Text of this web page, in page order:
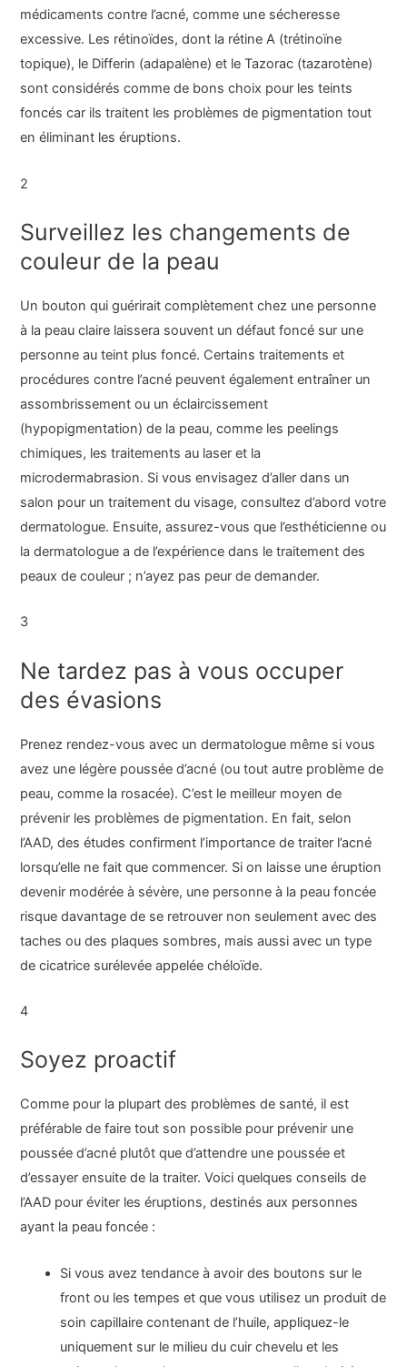
médicaments contre l’acné, comme une sécheresse
excessive. Les rétinoïdes, dont la rétine A (trétinoïne
topique), le Differin (adapalène) et le Tazorac (tazarotène)
sont considérés comme de bons choix pour les teints
foncés car ils traitent les problèmes de pigmentation tout
en éliminant les éruptions.
2
Surveillez les changements de
couleur de la peau
Un bouton qui guérirait complètement chez une personne
à la peau claire laissera souvent un défaut foncé sur une
personne au teint plus foncé. Certains traitements et
procédures contre l’acné peuvent également entraîner un
assombrissement ou un éclaircissement
(hypopigmentation) de la peau, comme les peelings
chimiques, les traitements au laser et la
microdermabrasion. Si vous envisagez d’aller dans un
salon pour un traitement du visage, consultez d’abord votre
dermatologue. Ensuite, assurez-vous que l’esthéticienne ou
la dermatologue a de l’expérience dans le traitement des
peaux de couleur ; n’ayez pas peur de demander.
3
Ne tardez pas à vous occuper
des évasions
Prenez rendez-vous avec un dermatologue même si vous
avez une légère poussée d’acné (ou tout autre problème de
peau, comme la rosacée). C’est le meilleur moyen de
prévenir les problèmes de pigmentation. En fait, selon
l’AAD, des études confirment l’importance de traiter l’acné
lorsqu’elle ne fait que commencer. Si on laisse une éruption
devenir modérée à sévère, une personne à la peau foncée
risque davantage de se retrouver non seulement avec des
taches ou des plaques sombres, mais aussi avec un type
de cicatrice surélevée appelée chéloïde.
4
Soyez proactif
Comme pour la plupart des problèmes de santé, il est
préférable de faire tout son possible pour prévenir une
poussée d’acné plutôt que d’attendre une poussée et
d’essayer ensuite de la traiter. Voici quelques conseils de
l’AAD pour éviter les éruptions, destinés aux personnes
ayant la peau foncée :
Si vous avez tendance à avoir des boutons sur le
front ou les tempes et que vous utilisez un produit de
soin capillaire contenant de l’huile, appliquez-le
uniquement sur le milieu du cuir chevelu et les